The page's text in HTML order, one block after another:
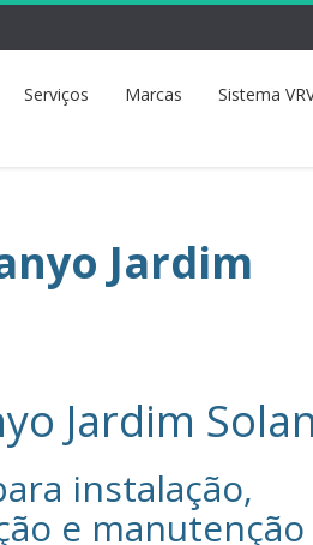
Serviços Marcas Sistema
Jardim
Jardim
instalação,
e